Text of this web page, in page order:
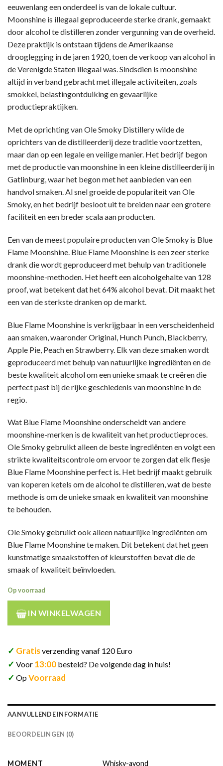
eeuwenlang een onderdeel is van de lokale cultuur.
Moonshine is illegaal geproduceerde sterke drank, gemaakt
door alcohol te distilleren zonder vergunning van de overheid.
Deze praktijk is ontstaan ​​tijdens de Amerikaanse
drooglegging in de jaren 1920, toen de verkoop van alcohol in
de Verenigde Staten illegaal was. Sindsdien is moonshine
altijd in verband gebracht met illegale activiteiten, zoals
smokkel, belastingontduiking en gevaarlijke
productiepraktijken.
Met de oprichting van Ole Smoky Distillery wilde de
oprichters van de distilleerderij deze traditie voortzetten,
maar dan op een legale en veilige manier. Het bedrijf begon
met de productie van moonshine in een kleine distilleerderij in
Gatlinburg, waar het begon met het aanbieden van een
handvol smaken. Al snel groeide de populariteit van Ole
Smoky, en het bedrijf besloot uit te breiden naar een grotere
faciliteit en een breder scala aan producten.
Een van de meest populaire producten van Ole Smoky is Blue
Flame Moonshine. Blue Flame Moonshine is een zeer sterke
drank die wordt geproduceerd met behulp van traditionele
moonshine-methoden. Het heeft een alcoholgehalte van 128
proof, wat betekent dat het 64% alcohol bevat. Dit maakt het
een van de sterkste dranken op de markt.
Blue Flame Moonshine is verkrijgbaar in een verscheidenheid
aan smaken, waaronder Original, Hunch Punch, Blackberry,
Apple Pie, Peach en Strawberry. Elk van deze smaken wordt
geproduceerd met behulp van natuurlijke ingrediënten en de
beste kwaliteit alcohol om een ​​unieke smaak te creëren die
perfect past bij de rijke geschiedenis van moonshine in de
regio.
Wat Blue Flame Moonshine onderscheidt van andere
moonshine-merken is de kwaliteit van het productieproces.
Ole Smoky gebruikt alleen de beste ingrediënten en volgt een
strikte kwaliteitscontrole om ervoor te zorgen dat elk flesje
Blue Flame Moonshine perfect is. Het bedrijf maakt gebruik
van koperen ketels om de alcohol te distilleren, wat de beste
methode is om de unieke smaak en kwaliteit van moonshine
te behouden.
Ole Smoky gebruikt ook alleen natuurlijke ingrediënten om
Blue Flame Moonshine te maken. Dit betekent dat het geen
kunstmatige smaakstoffen of kleurstoffen bevat die de
smaak of kwaliteit beïnvloeden.
Op voorraad
IN WINKELWAGEN
✓ Gratisverzending vanaf 120 Euro
✓ Voor 13:00 besteld? De volgende dag in huis!
✓ OpVoorraad
AANVULLENDE INFORMATIE
BEOORDELINGEN (0)
MOMENT Whisky-avond